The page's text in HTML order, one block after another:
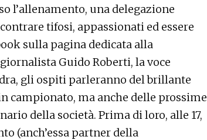
l’allenamento, una delegazione
tifosi, appassionati ed essere
sulla pagina dedicata alla
Guido Roberti, la voce
gli ospiti parleranno del brillante
campionato, ma anche delle prossime
della società. Prima di loro, alle 17,
(anch’essa partner della